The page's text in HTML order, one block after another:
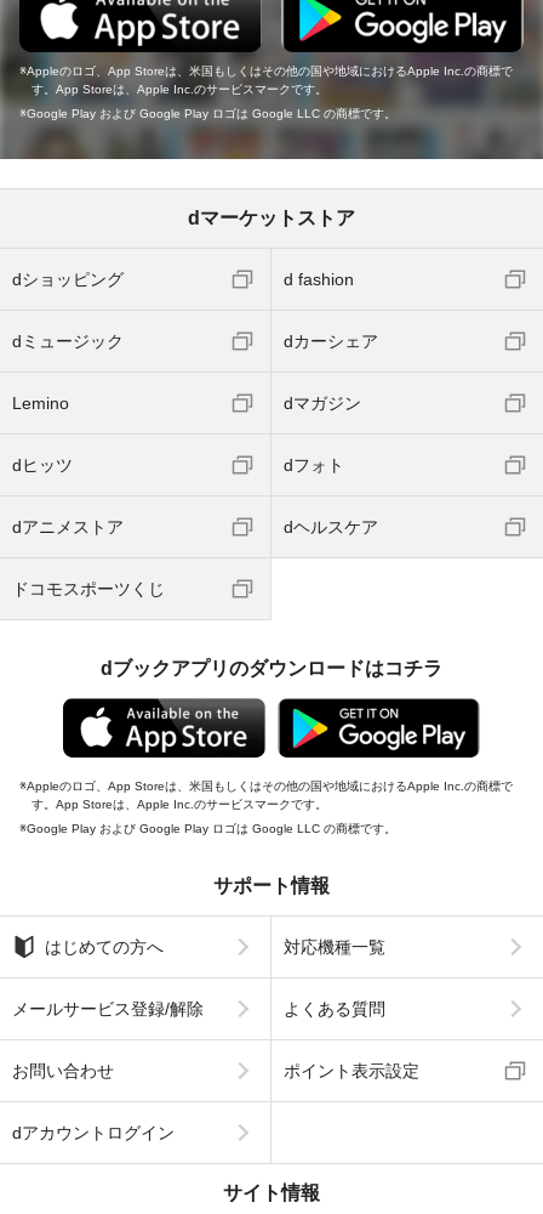
Appleのロゴ、App Storeは、米国もしくはその他の国や地域におけるApple Inc.の商標で
す。App Storeは、Apple Inc.のサービスマークです。
Google Play および Google Play ロゴは Google LLC の商標です。
dマーケットストア
dショッピング d fashion
dミュージック dカーシェア
Lemino dマガジン
dヒッツ dフォト
dアニメストア dヘルスケア
ドコモスポーツくじ
dブックアプリのダウンロードはコチラ
Appleのロゴ、App Storeは、米国もしくはその他の国や地域におけるApple Inc.の商標で
す。App Storeは、Apple Inc.のサービスマークです。
Google Play および Google Play ロゴは Google LLC の商標です。
サポート情報
はじめての方へ 対応機種一覧
メールサービス登録/解除 よくある質問
お問い合わせ ポイント表示設定
dアカウントログイン
サイト情報